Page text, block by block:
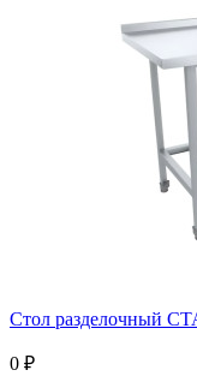
Стол разделочный
0 ₽